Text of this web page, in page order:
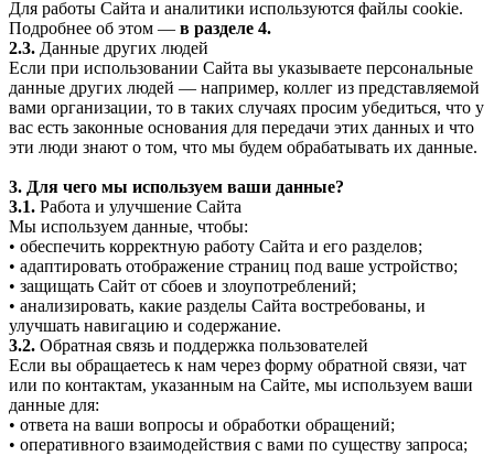
Для работы Сайта и аналитики используются файлы cookie.
Подробнее об этом — в разделе 4.
2.3. Данные других людей
Если при использовании Сайта вы указываете персональные
данные других людей — например, коллег из представляемой
вами организации, то в таких случаях просим убедиться, что у
вас есть законные основания для передачи этих данных и что
эти люди знают о том, что мы будем обрабатывать их данные.
3. Для чего мы используем ваши данные?
3.1. Работа и улучшение Сайта
Мы используем данные, чтобы:
• обеспечить корректную работу Сайта и его разделов;
• адаптировать отображение страниц под ваше устройство;
• защищать Сайт от сбоев и злоупотреблений;
• анализировать, какие разделы Сайта востребованы, и
улучшать навигацию и содержание.
3.2. Обратная связь и поддержка пользователей
Если вы обращаетесь к нам через форму обратной связи, чат
или по контактам, указанным на Сайте, мы используем ваши
данные для:
• ответа на ваши вопросы и обработки обращений;
• оперативного взаимодействия с вами по существу запроса;